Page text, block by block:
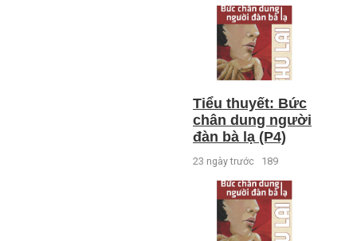
Tiểu thuyết: Bức
chân dung người
đàn bà lạ (P4)
23 ngày trước 189